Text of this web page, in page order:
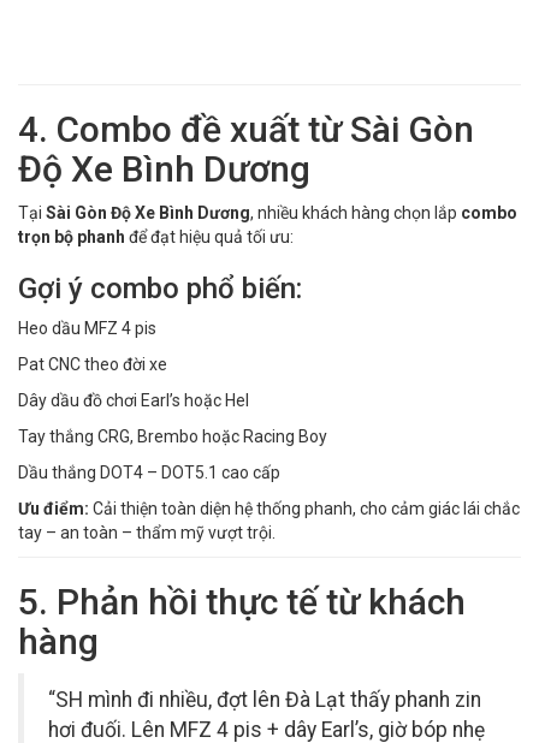
4. Combo đề xuất từ Sài Gòn
Độ Xe Bình Dương
Tại Sài Gòn Độ Xe Bình Dương, nhiều khách hàng chọn lắp combo
trọn bộ phanh để đạt hiệu quả tối ưu:
Gợi ý combo phổ biến:
Heo dầu MFZ 4 pis
Pat CNC theo đời xe
Dây dầu đồ chơi Earl’s hoặc Hel
Tay thắng CRG, Brembo hoặc Racing Boy
Dầu thắng DOT4 – DOT5.1 cao cấp
Ưu điểm: Cải thiện toàn diện hệ thống phanh, cho cảm giác lái chắc
tay – an toàn – thẩm mỹ vượt trội.
5. Phản hồi thực tế từ khách
hàng
“SH mình đi nhiều, đợt lên Đà Lạt thấy phanh zin
hơi đuối. Lên MFZ 4 pis + dây Earl’s, giờ bóp nhẹ